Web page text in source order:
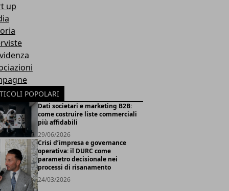
up
POPOLARI
Dati societari e marketing B2B:
come costruire liste commerciali
più affidabili
29/06/2026
Crisi d’impresa e governance
operativa: il DURC come
parametro decisionale nei
processi di risanamento
24/03/2026